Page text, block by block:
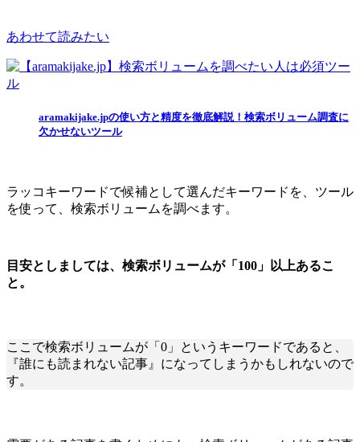
あわせて読みたい
aramakijake.jpの使い方と精度を徹底解説！検索ボリューム調査に
欠かせないツール
ラッコキーワードで候補として選んだキーワードを、ツール
を使って、検索ボリュームを調べます。
目安としましては、検索ボリュームが「100」以上あるこ
と。
ここで検索ボリュームが「0」というキーワードであると、
『誰にも読まれない記事』になってしまうかもしれないので
す。